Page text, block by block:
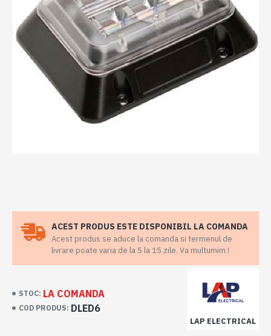
ACEST PRODUS ESTE DISPONIBIL LA COMANDA
Acest produs se aduce la comanda si termenul de
livrare poate varia de la 5 la 15 zile. Va multumim !
STOC: LA COMANDA
COD PRODUS: DLED6
LAP ELECTRICAL